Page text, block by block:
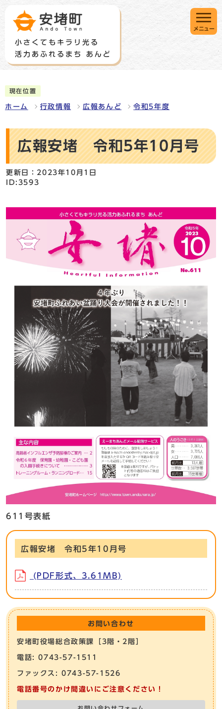
メニュー
現在位置
ホーム 行政情報 広報あんど 令和5年度
広報安堵 令和5年10月号
更新日：2023年10月1日
ID:3593
611号表紙
広報安堵 令和5年10月号
(PDF形式、3.61MB)
お問い合わせ
安堵町役場総合政策課［3階・2階］
電話: 0743-57-1511
ファックス: 0743-57-1526
電話番号のかけ間違いにご注意ください！